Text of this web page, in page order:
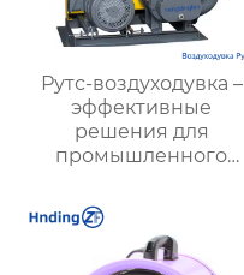
Рутс-воздуходувка –
эффективные
решения для
промышленного
оборудования |
Hengding Fan